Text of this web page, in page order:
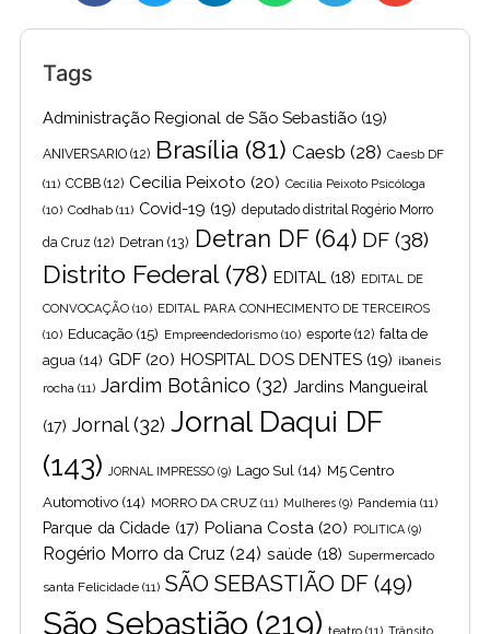
Tags
Administração Regional de São Sebastião (19)
ANIVERSARIO (12) Brasília (81) Caesb (28) Caesb DF
(11) CCBB (12) Cecilia Peixoto (20) Cecília Peixoto Psicóloga
(10) Codhab (11) Covid-19 (19) deputado distrital Rogério Morro
da Cruz (12) Detran (13) Detran DF(64) DF (38)
Distrito Federal(78) EDITAL (18) EDITAL DE
CONVOCAÇÃO (10) EDITAL PARA CONHECIMENTO DE TERCEIROS
(10) Educação (15) Empreendedorismo (10) esporte (12) falta de
agua (14) GDF (20) HOSPITAL DOS DENTES (19) ibaneis
rocha (11) Jardim Botânico (32) Jardins Mangueiral
(17) Jornal(32) Jornal Daqui DF
(143)
JORNAL IMPRESSO (9) Lago Sul (14) M5 Centro
Automotivo (14) MORRO DA CRUZ (11) Mulheres (9) Pandemia (11)
Parque da Cidade (17) Poliana Costa (20) POLITICA (9)
Rogério Morro da Cruz (24) saúde (18) Supermercado
santa Felicidade (11) SÃO SEBASTIÃO DF (49)
São Sebastião (219) teatro (11) Trânsito